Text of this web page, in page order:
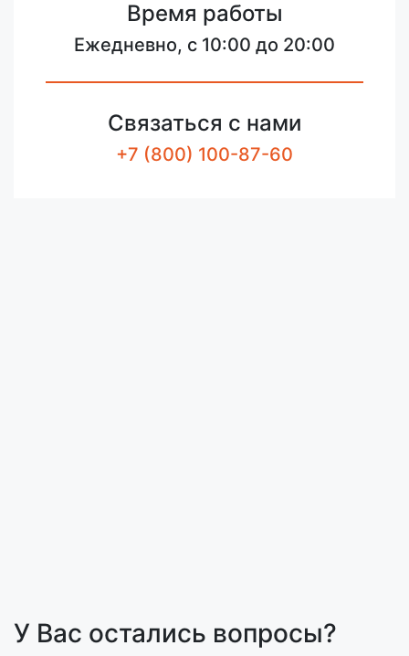
Время работы
Ежедневно, с 10:00 до 20:00
Связаться с нами
+7 (800) 100-87-60
У Вас остались вопросы?